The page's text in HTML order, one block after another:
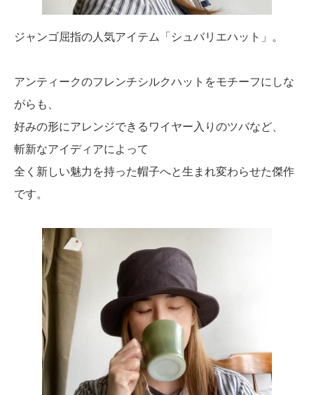
ジャンゴ屈指の人気アイテム「シュバリエハット」。
アンティークのフレンチシルクハットをモチーフにしな
がらも、
好みの形にアレンジできるワイヤー入りのツバなど、
斬新なアイディアによって
全く新しい魅力を持った帽子へと生まれ変わらせた傑作
です。